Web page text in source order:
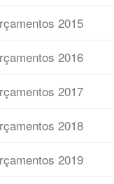
2015
2016
2017
2018
2019